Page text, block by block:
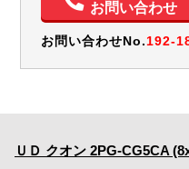
お問い合わせ
お問い合わせNo.192-
ＵＤ クオン 2PG-CG5CA